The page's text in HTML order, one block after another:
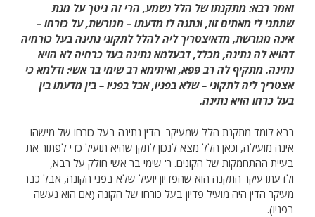
ואמר רבא: מתקנתו של הלל נשמע, הרי זה גיטך על מנת
שתתני לי מאתים זוז, ונתנה לו מדעתו – מגורשת, על כורחו –
אינה מגורשת, מדאיצטריך ליה להלל לתקוני נתינה בעל כורחיה
דהויא לה נתינה, מכלל, דבעלמא נתינה בעל כרחיה לא הויא
נתינה. מתקיף לה רב פפא, ואיתימא רב שימי בר אשי: ודלמא כי
אצטריך ליה לתקוני – שלא בפניו, אבל בפניו – בין מדעתו בין
בעל כרחו הויא נתינה.
רבא לומד מתקנת הלל שמעיקר הדין נתינה בעל כורחו של מישהו
אינה מועילה, וכאן הלל מצא לנכון לתקן שהיא תועיל כדי לפתור את
בעיית ההתחמקות של הקונים. ר' שימי בר אשי חולק על רבא,
ולדעתו עיקר התקנה הוא שהפדיון יועיל שלא בפני הקונה, אבל כבר
מעיקר הדין היה מועיל פדיון בעל כורחו של הקונה (אם הוא נעשה
בפניו).